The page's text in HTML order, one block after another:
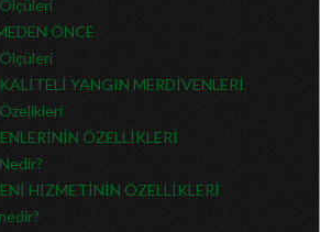
ÖNCE
YANGIN MERDİVENLERİ
ÖZELLİKLERİ
HİZMETİNİN ÖZELLİKLERİ